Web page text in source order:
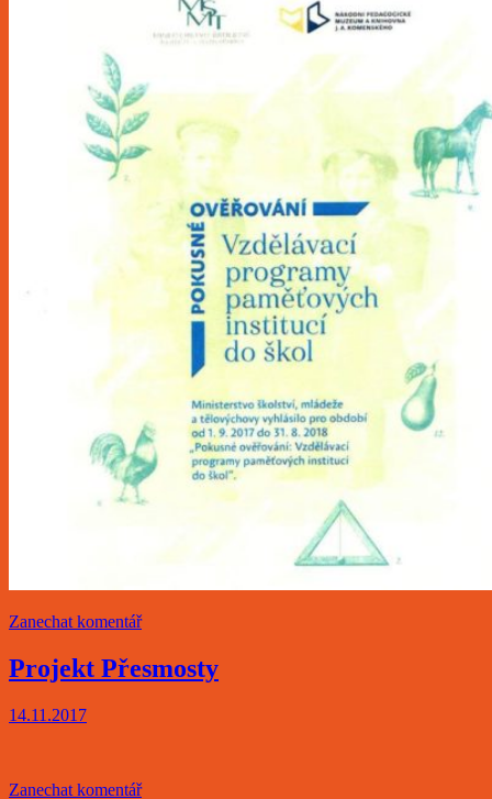
Zanechat komentář
Projekt Přesmosty
14.11.2017
Zanechat komentář